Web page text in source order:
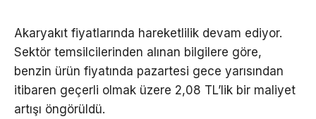
Akaryakıt fiyatlarında hareketlilik devam ediyor.
Sektör temsilcilerinden alınan bilgilere göre,
benzin ürün fiyatında pazartesi gece yarısından
itibaren geçerli olmak üzere 2,08 TL’lik bir maliyet
artışı öngörüldü.